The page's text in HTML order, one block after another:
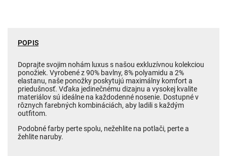
POPIS
Doprajte svojim nohám luxus s našou exkluzívnou kolekciou
ponožiek. Vyrobené z 90% bavlny, 8% polyamidu a 2%
elastanu, naše ponožky poskytujú maximálny komfort a
priedušnosť. Vďaka jedinečnému dizajnu a vysokej kvalite
materiálov sú ideálne na každodenné nosenie. Dostupné v
rôznych farebných kombináciách, aby ladili s každým
outfitom.
Podobné farby perte spolu, nežehlite na potlači, perte a
žehlite naruby.